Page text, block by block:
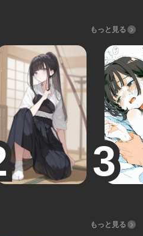
もっと見る
もっと見る